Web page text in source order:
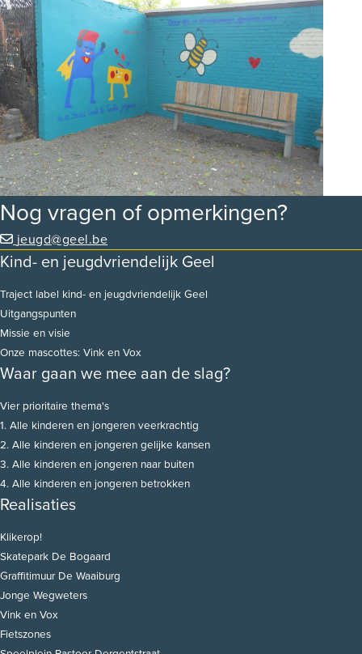
Nog vragen of opmerkingen?
jeugd@geel.be
Kind- en jeugdvriendelijk Geel
Traject label kind- en jeugdvriendelijk Geel
Uitgangspunten
Missie en visie
Onze mascottes: Vink en Vox
Waar gaan we mee aan de slag?
Vier prioritaire thema's
1. Alle kinderen en jongeren veerkrachtig
2. Alle kinderen en jongeren gelijke kansen
3. Alle kinderen en jongeren naar buiten
4. Alle kinderen en jongeren betrokken
Realisaties
Klikerop!
Skatepark De Bogaard
Graffitimuur De Waaiburg
Jonge Wegweters
Vink en Vox
Fietszones